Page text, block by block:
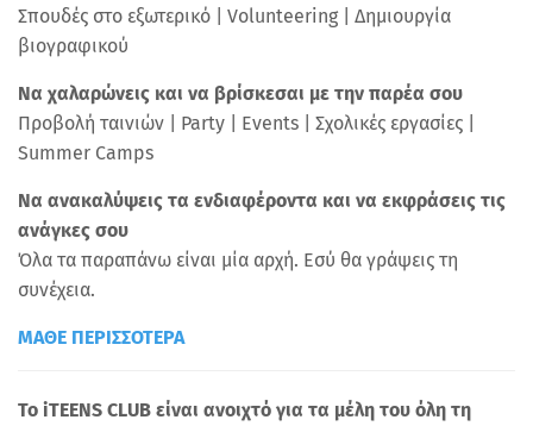
Σπουδές στο εξωτερικό | Volunteering | Δημιουργία
βιογραφικού
Να χαλαρώνεις και να βρίσκεσαι με την παρέα σου
Προβολή ταινιών | Party | Events | Σχολικές εργασίες |
Summer Camps
Να ανακαλύψεις τα ενδιαφέροντα και να εκφράσεις τις
ανάγκες σου
Όλα τα παραπάνω είναι μία αρχή. Εσύ θα γράψεις τη
συνέχεια.
ΜΑΘΕ ΠΕΡΙΣΣΟΤΕΡΑ
Το iTEENS CLUB είναι ανοιχτό για τα μέλη του όλη τη